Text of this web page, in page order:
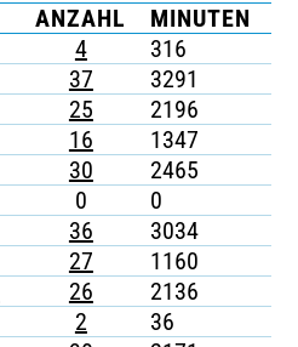
ANZAHL MINUTEN
4 316
37 3291
25 2196
16 1347
30 2465
0 0
36 3034
27 1160
26 2136
2 36